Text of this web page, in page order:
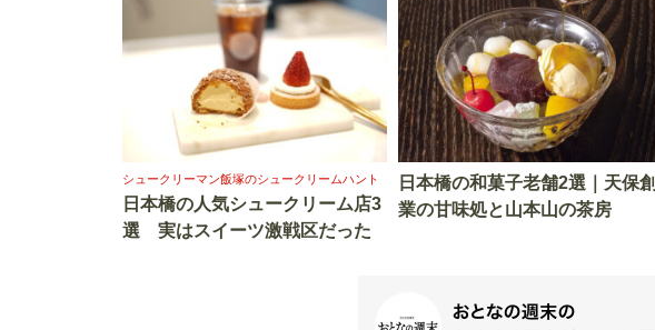
シュークリーマン飯塚のシュークリームハント
日本橋の人気シュークリーム店3
選 実はスイーツ激戦区だった
日本橋の和菓子老舗2選｜天保創
業の甘味処と山本山の茶房